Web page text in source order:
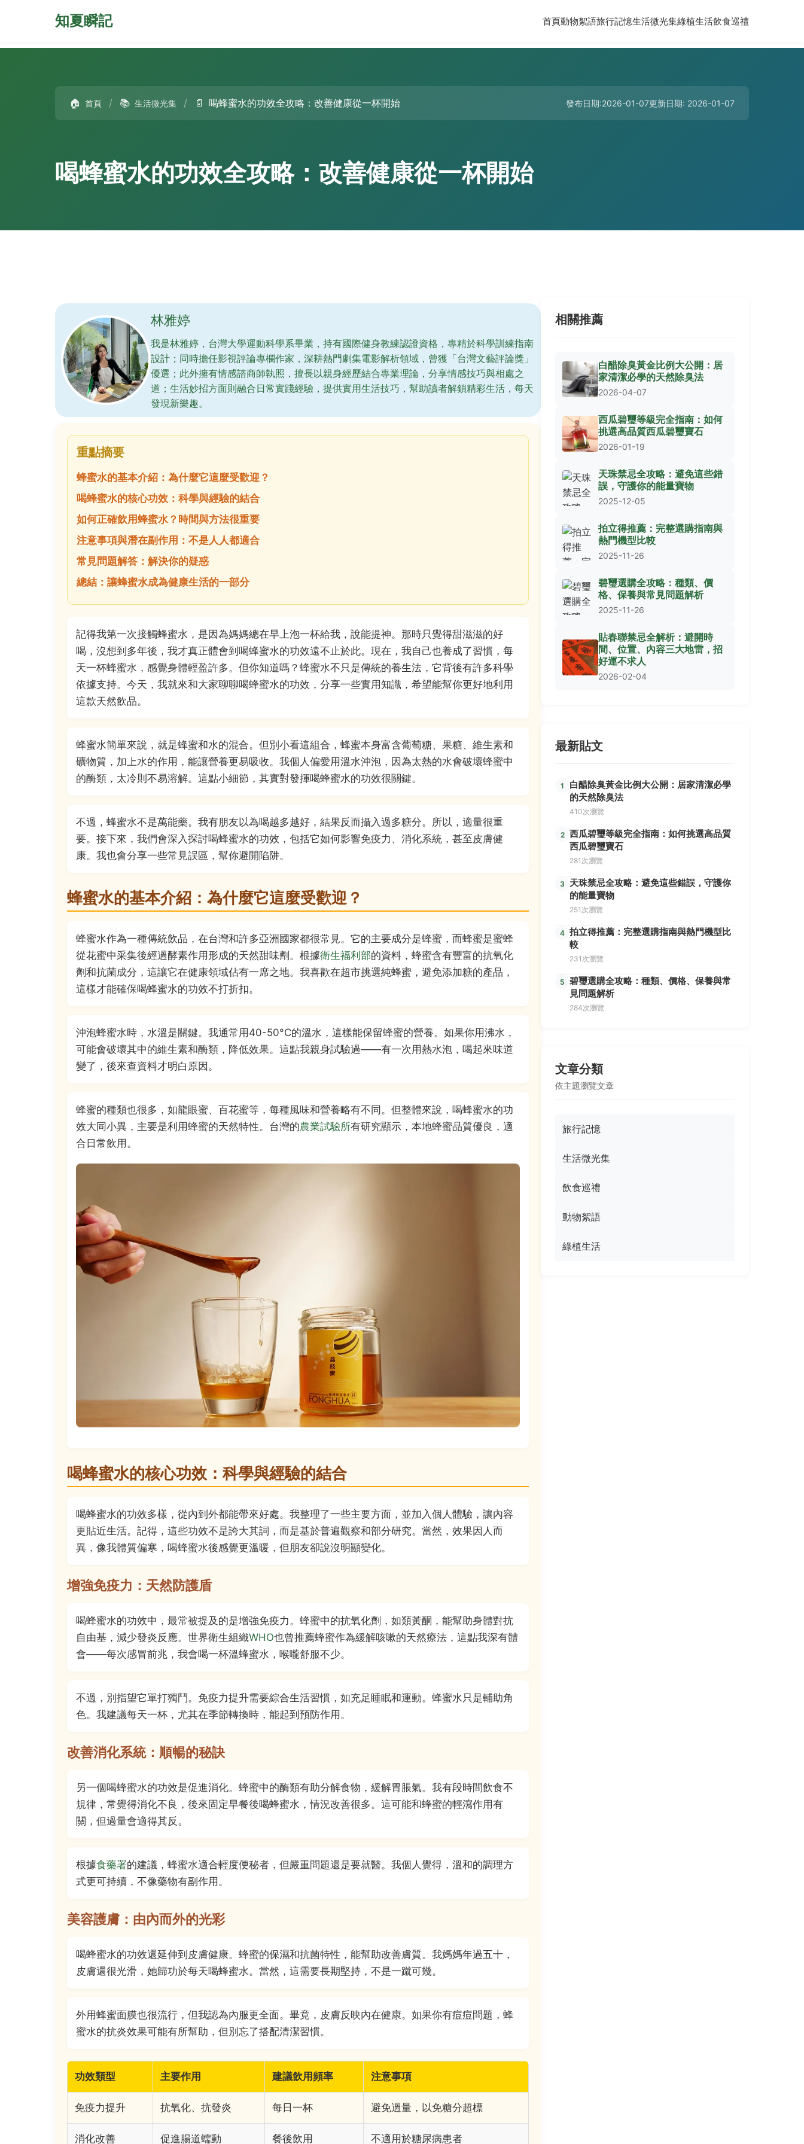
知夏瞬記 首頁動物絮語旅行記憶生活微光集綠植生活飲食巡禮
🏠 首頁 / 📚 生活微光集 / 📄 喝蜂蜜水的功效全攻略：改善健康從一杯開始 發布日期:2026-01-07更新日期: 2026-01-07
喝蜂蜜水的功效全攻略：改善健康從一杯開始
林雅婷
我是林雅婷，台灣大學運動科學系畢業，持有國際健身教練認證資格，專精於科學訓練指南
設計；同時擔任影視評論專欄作家，深耕熱門劇集電影解析領域，曾獲「台灣文藝評論獎」
優選；此外擁有情感諮商師執照，擅長以親身經歷結合專業理論，分享情感技巧與相處之
道；生活妙招方面則融合日常實踐經驗，提供實用生活技巧，幫助讀者解鎖精彩生活，每天
發現新樂趣。
重點摘要
蜂蜜水的基本介紹：為什麼它這麼受歡迎？
喝蜂蜜水的核心功效：科學與經驗的結合
如何正確飲用蜂蜜水？時間與方法很重要
注意事項與潛在副作用：不是人人都適合
常見問題解答：解決你的疑惑
總結：讓蜂蜜水成為健康生活的一部分
記得我第一次接觸蜂蜜水，是因為媽媽總在早上泡一杯給我，說能提神。那時只覺得甜滋滋的好
喝，沒想到多年後，我才真正體會到喝蜂蜜水的功效遠不止於此。現在，我自己也養成了習慣，每
天一杯蜂蜜水，感覺身體輕盈許多。但你知道嗎？蜂蜜水不只是傳統的養生法，它背後有許多科學
依據支持。今天，我就來和大家聊聊喝蜂蜜水的功效，分享一些實用知識，希望能幫你更好地利用
這款天然飲品。
蜂蜜水簡單來說，就是蜂蜜和水的混合。但別小看這組合，蜂蜜本身富含葡萄糖、果糖、維生素和
礦物質，加上水的作用，能讓營養更易吸收。我個人偏愛用溫水沖泡，因為太熱的水會破壞蜂蜜中
的酶類，太冷則不易溶解。這點小細節，其實對發揮喝蜂蜜水的功效很關鍵。
不過，蜂蜜水不是萬能藥。我有朋友以為喝越多越好，結果反而攝入過多糖分。所以，適量很重
要。接下來，我們會深入探討喝蜂蜜水的功效，包括它如何影響免疫力、消化系統，甚至皮膚健
康。我也會分享一些常見誤區，幫你避開陷阱。
蜂蜜水的基本介紹：為什麼它這麼受歡迎？
蜂蜜水作為一種傳統飲品，在台灣和許多亞洲國家都很常見。它的主要成分是蜂蜜，而蜂蜜是蜜蜂
從花蜜中采集後經過酵素作用形成的天然甜味劑。根據衛生福利部的資料，蜂蜜含有豐富的抗氧化
劑和抗菌成分，這讓它在健康領域佔有一席之地。我喜歡在超市挑選純蜂蜜，避免添加糖的產品，
這樣才能確保喝蜂蜜水的功效不打折扣。
沖泡蜂蜜水時，水溫是關鍵。我通常用40-50°C的溫水，這樣能保留蜂蜜的營養。如果你用沸水，
可能會破壞其中的維生素和酶類，降低效果。這點我親身試驗過——有一次用熱水泡，喝起來味道
變了，後來查資料才明白原因。
蜂蜜的種類也很多，如龍眼蜜、百花蜜等，每種風味和營養略有不同。但整體來說，喝蜂蜜水的功
效大同小異，主要是利用蜂蜜的天然特性。台灣的農業試驗所有研究顯示，本地蜂蜜品質優良，適
合日常飲用。
喝蜂蜜水的核心功效：科學與經驗的結合
喝蜂蜜水的功效多樣，從內到外都能帶來好處。我整理了一些主要方面，並加入個人體驗，讓內容
更貼近生活。記得，這些功效不是誇大其詞，而是基於普遍觀察和部分研究。當然，效果因人而
異，像我體質偏寒，喝蜂蜜水後感覺更溫暖，但朋友卻說沒明顯變化。
增強免疫力：天然防護盾
喝蜂蜜水的功效中，最常被提及的是增強免疫力。蜂蜜中的抗氧化劑，如類黃酮，能幫助身體對抗
自由基，減少發炎反應。世界衛生組織WHO也曾推薦蜂蜜作為緩解咳嗽的天然療法，這點我深有體
會——每次感冒前兆，我會喝一杯溫蜂蜜水，喉嚨舒服不少。
不過，別指望它單打獨鬥。免疫力提升需要綜合生活習慣，如充足睡眠和運動。蜂蜜水只是輔助角
色。我建議每天一杯，尤其在季節轉換時，能起到預防作用。
改善消化系統：順暢的秘訣
另一個喝蜂蜜水的功效是促進消化。蜂蜜中的酶類有助分解食物，緩解胃脹氣。我有段時間飲食不
規律，常覺得消化不良，後來固定早餐後喝蜂蜜水，情況改善很多。這可能和蜂蜜的輕瀉作用有
關，但過量會適得其反。
根據食藥署的建議，蜂蜜水適合輕度便秘者，但嚴重問題還是要就醫。我個人覺得，溫和的調理方
式更可持續，不像藥物有副作用。
美容護膚：由內而外的光彩
喝蜂蜜水的功效還延伸到皮膚健康。蜂蜜的保濕和抗菌特性，能幫助改善膚質。我媽媽年過五十，
皮膚還很光滑，她歸功於每天喝蜂蜜水。當然，這需要長期堅持，不是一蹴可幾。
外用蜂蜜面膜也很流行，但我認為內服更全面。畢竟，皮膚反映內在健康。如果你有痘痘問題，蜂
蜜水的抗炎效果可能有所幫助，但別忘了搭配清潔習慣。
功效類型 主要作用 建議飲用頻率 注意事項
免疫力提升 抗氧化、抗發炎 每日一杯 避免過量，以免糖分超標
消化改善 促進腸道蠕動 餐後飲用 不適用於糖尿病患者
相關推薦
白醋除臭黃金比例大公開：居
家清潔必學的天然除臭法
2026-04-07
西瓜碧璽等級完全指南：如何
挑選高品質西瓜碧璽寶石
2026-01-19
天珠禁忌全攻略：避免這些錯
誤，守護你的能量寶物
2025-12-05
拍立得推薦：完整選購指南與
熱門機型比較
2025-11-26
碧璽選購全攻略：種類、價
格、保養與常見問題解析
2025-11-26
貼春聯禁忌全解析：避開時
間、位置、內容三大地雷，招
好運不求人
2026-02-04
最新貼文
1
白醋除臭黃金比例大公開：居家清潔必學
的天然除臭法
410次瀏覽
2 西瓜碧璽等級完全指南：如何挑選高品質
西瓜碧璽寶石
281次瀏覽
3
天珠禁忌全攻略：避免這些錯誤，守護你
的能量寶物
251次瀏覽
4 拍立得推薦：完整選購指南與熱門機型比
較
231次瀏覽
5 碧璽選購全攻略：種類、價格、保養與常
見問題解析
284次瀏覽
文章分類
依主題瀏覽文章
旅行記憶
生活微光集
飲食巡禮
動物絮語
綠植生活